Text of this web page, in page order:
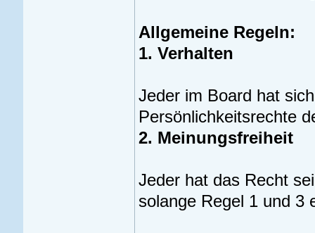
Allgemeine Regeln:
1. Verhalten
Jeder im Board hat
Persönlichkeitsrechte
2. Meinungsfreiheit
Jeder hat das Recht
solange Regel 1 und 3